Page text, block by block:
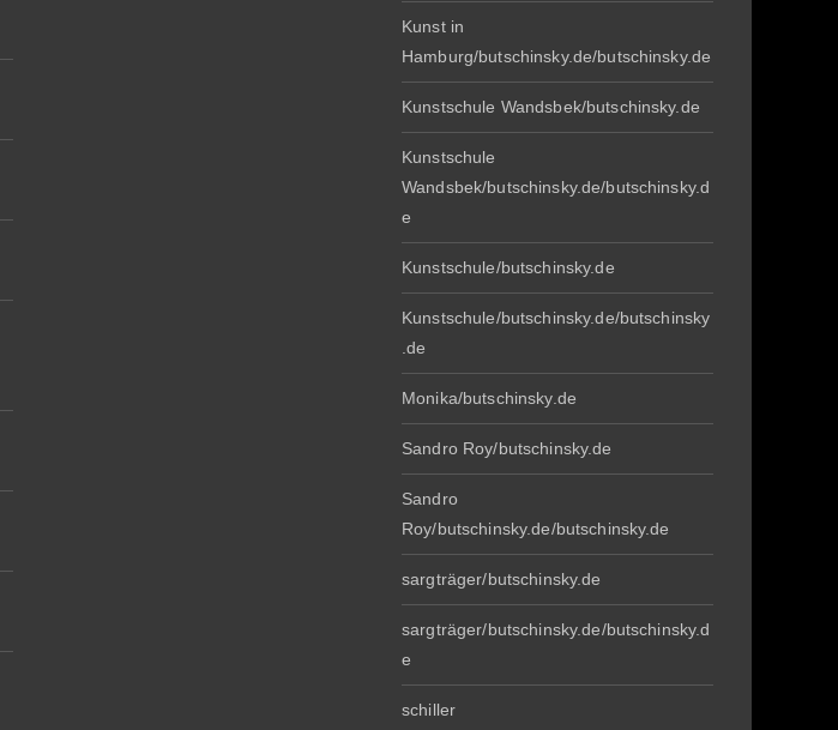
Kunst in
Hamburg/butschinsky.de/butschinsky.de
Kunstschule Wandsbek/butschinsky.de
Kunstschule
Wandsbek/butschinsky.de/butschinsky.d
e
Kunstschule/butschinsky.de
Kunstschule/butschinsky.de/butschinsky
.de
Monika/butschinsky.de
Sandro Roy/butschinsky.de
Sandro
Roy/butschinsky.de/butschinsky.de
sargträger/butschinsky.de
sargträger/butschinsky.de/butschinsky.d
e
schiller